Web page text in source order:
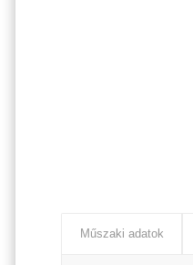
Műszaki adatok